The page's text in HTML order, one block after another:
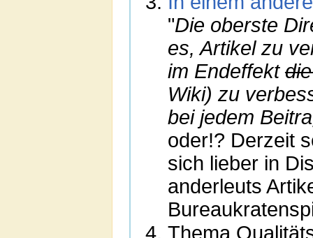
"Die oberste
es, Artikel zu
im Endeffekt
Wiki) zu
bei jedem
oder!? Derzeit
sich lieber in
anderleuts
Thema